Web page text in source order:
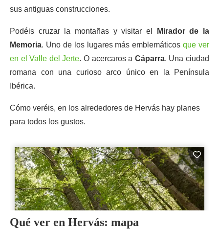
sus antiguas construcciones.
Podéis cruzar la montañas y visitar el
Mirador de la
Memoria. Uno de los lugares más emblemáticosque ver
en el Valle del Jerte. O acercaros a Cáparra. Una ciudad
romana con una curioso arco único en la Península
Ibérica.
Cómo veréis, en los alrededores de Hervás hay planes
para todos los gustos.
Qué ver en Hervás: mapa